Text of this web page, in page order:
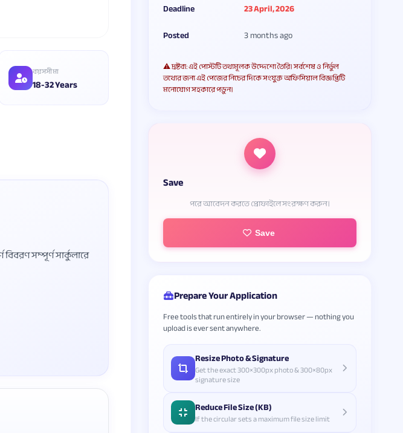
বয়সসীমা
18-32 Years
সম্পূর্ণ সার্কুলারে
Deadline
23 April, 2026
Posted
3 months ago
⚠️ দ্রষ্টব্য: এই পোস্টটি তথ্যমূলক উদ্দেশ্যে তৈরি। সর্বশেষ ও নির্ভুল
তথ্যের জন্য এই পেজের নিচের দিকে সংযুক্ত অফিসিয়াল বিজ্ঞপ্তিটি
মনোযোগ সহকারে পড়ুন।
Save
পরে আবেদন করতে প্রোফাইলে সংরক্ষণ করুন।
Save
Prepare Your Application
Free tools that run entirely in your browser — nothing you
upload is ever sent anywhere.
Resize Photo & Signature
Get the exact 300×300px photo & 300×80px
signature size
Reduce File Size (KB)
If the circular sets a maximum file size limit